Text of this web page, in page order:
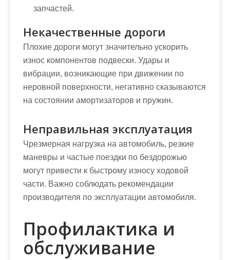
запчастей.
Некачественные дороги
Плохие дороги могут значительно ускорить
износ компонентов подвески. Удары и
вибрации, возникающие при движении по
неровной поверхности, негативно сказываются
на состоянии амортизаторов и пружин.
Неправильная эксплуатация
Чрезмерная нагрузка на автомобиль, резкие
маневры и частые поездки по бездорожью
могут привести к быстрому износу ходовой
части. Важно соблюдать рекомендации
производителя по эксплуатации автомобиля.
Профилактика и
обслуживание